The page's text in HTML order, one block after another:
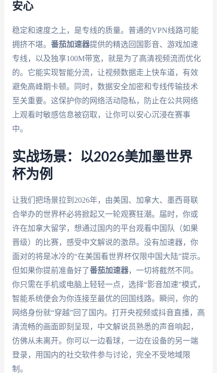
安心
稳定和速度之上，是专线的质量。普通的VPN线路可能
拥挤不堪。 番茄加速器提供的精选回国影音、游戏加速
专线，以及独享100M带宽，就是为了高清视频流而优化
的。它能实现智能分流，让视频数据走上快车道，有效
避免高峰期卡顿。同时，数据安全加密和专线传输技术
至关重要。这保护你的网络活动隐私，防止在公共网络
上观看时敏感信息被窃取，让你可以安心沉浸在赛事
中。
实战场景：以2026美加墨世界
杯为例
让我们把场景拉到2026年，由美国、加拿大、墨西哥联
合举办的世界杯必将掀起又一轮观赛狂潮。届时，你或
许在加拿大留学，想通过国内的平台观看中国队（如果
晋级）的比赛，感受中文解说的激昂。没有加速器，你
面对的将是冰冷的“在美国看世界杯仅限中国大陆”提示。
但如果你提前准备好了番茄加速器，一切将截然不同。
你只需在手机或电脑上轻轻一点，选择“影音加速”模式，
智能系统便会为你连接至最优的回国线路。瞬间，你的
网络身份就“穿越”回了国内。打开央视频或抖音直播，高
清流畅的画面即刻呈现，中文解说员熟悉的声音响起，
仿佛从未离开。你可以一边看球，一边在设备的另一端
登录，用国内的社交软件参与讨论，完全不受地域限
制。